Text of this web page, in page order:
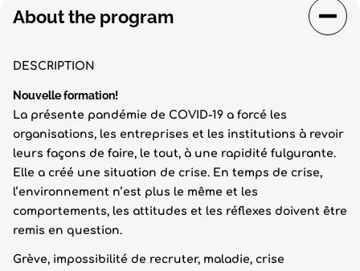
About the program
DESCRIPTION
Nouvelle formation!
La présente pandémie de COVID-19 a forcé les
organisations, les entreprises et les institutions à revoir
leurs façons de faire, le tout, à une rapidité fulgurante.
Elle a créé une situation de crise. En temps de crise,
l’environnement n’est plus le même et les
comportements, les attitudes et les réflexes doivent être
remis en question.
Grève, impossibilité de recruter, maladie, crise